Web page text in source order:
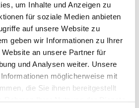
um Inhalte und Anzeigen zu
für soziale Medien anbieten
auf unsere Website zu
geben wir Informationen zu Ihrer
an unsere Partner für
und Analysen weiter. Unsere
möglicherweise mit
die Sie ihnen bereitgestellt
Rahmen Ihrer Nutzung der Dienste
hin zu höheren
Nachteile sind vielfältig und
Hardware-
Unternehmen
sie effizient, sicher und
Die Investition in moderne
aus, indem sie die
die Betriebskosten senkt
Sicherheitsverletzungen